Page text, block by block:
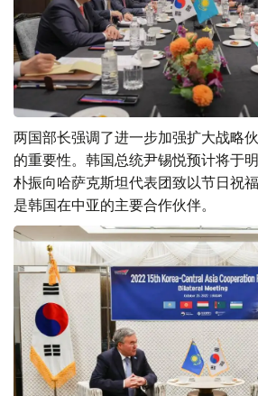
两国部长强调了进一步加强扩大战略
的重要性。韩国总统尹锡悦预计将于
朴振向哈萨克斯坦代表团致以节日祝
是韩国在中亚的主要合作伙伴。